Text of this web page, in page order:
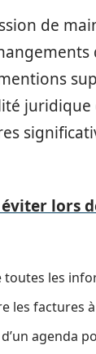
de
lors
toutes les
les factures
agenda